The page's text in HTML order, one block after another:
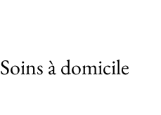
Soins à domicile